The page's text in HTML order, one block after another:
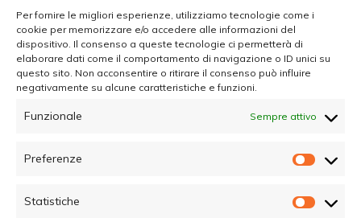
Per fornire le migliori esperienze, utilizziamo tecnologie come i
cookie per memorizzare e/o accedere alle informazioni del
dispositivo. Il consenso a queste tecnologie ci permetterà di
elaborare dati come il comportamento di navigazione o ID unici su
questo sito. Non acconsentire o ritirare il consenso può influire
negativamente su alcune caratteristiche e funzioni.
Funzionale Sempre attivo
Preferenze
Statistiche